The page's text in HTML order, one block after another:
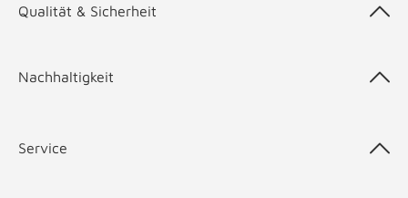
Qualität & Sicherheit
Nachhaltigkeit
Service